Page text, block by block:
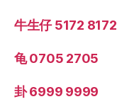
牛生仔 5172 8172
龟 0705 2705
卦 6999 9999